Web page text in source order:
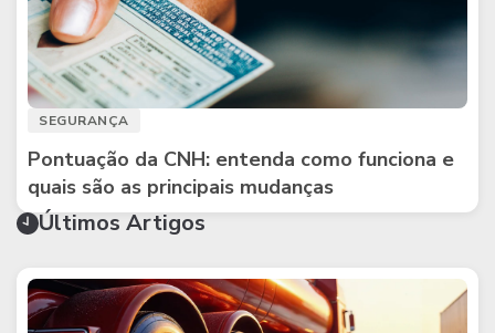
SEGURANÇA
Pontuação da CNH: entenda como funciona e
quais são as principais mudanças
Últimos Artigos